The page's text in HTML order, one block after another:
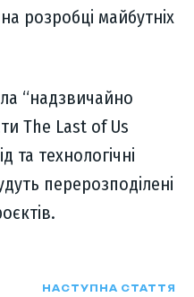
розробці майбутніх
“надзвичайно
The Last of Us
та технологічні
перерозподілені
НАСТУПНА СТАТТЯ